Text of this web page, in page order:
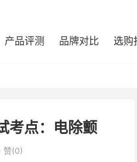
产品评测 品牌对比 选购
考点：电除颤
赞(0)